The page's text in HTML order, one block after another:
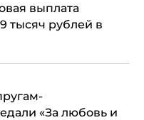
выплата
тысяч рублей в
«За любовь и